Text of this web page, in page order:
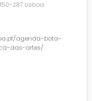
287 Lisboa
agenda-bota-
das-artes/